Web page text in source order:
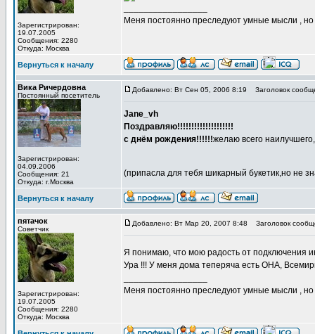
Зарегистрирован:
19.07.2005
Сообщения: 2280
Откуда: Москва
Меня постоянно преследуют умные мысли ,
Вернуться к началу
Вика Ричердовна
Постоянный посетитель
Зарегистрирован:
04.09.2006
Сообщения: 21
Откуда: г.Москва
Добавлено: Вт Сен 05, 2006 8:19 Заголовок
Jane_vh
Поздравляю!!!!!!!!!!!!!!!!!!!!
с днём рождения!!!!!!желаю всего
(припасла для тебя шикарный букетик,но не
Вернуться к началу
пятачок
Советчик
Зарегистрирован:
19.07.2005
Сообщения: 2280
Откуда: Москва
Добавлено: Вт Мар 20, 2007 8:48 Заголовок
Я понимаю, что мою радость от подключения
Ура !!! У меня дома теперяча есть ОНА,
Меня постоянно преследуют умные мысли ,